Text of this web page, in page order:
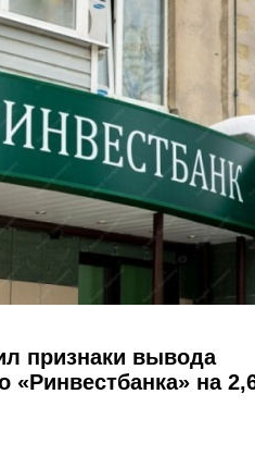
признаки вывода
«Ринвестбанка» на